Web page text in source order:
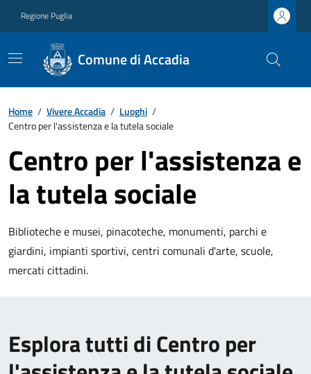
Regione Puglia
Comune di Accadia
Home / Vivere Accadia / Luoghi /
Centro per l'assistenza e la tutela sociale
Centro per l'assistenza e
la tutela sociale
Biblioteche e musei, pinacoteche, monumenti, parchi e
giardini, impianti sportivi, centri comunali d'arte, scuole,
mercati cittadini.
Esplora tutti di Centro per